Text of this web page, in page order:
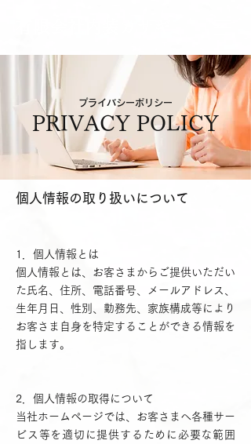
プライバシーポリシー
PRIVACY POLICY
個人情報の取り扱いについて
1．個人情報とは
個人情報とは、お客さまからご提供いただい
た氏名、住所、電話番号、メールアドレス、
生年月日、性別、勤務先、家族構成等により
お客さま自身を特定することができる情報を
指します。
2．個人情報の取得について
当社ホームページでは、お客さまへ各種サー
ビス等を適切に提供するために必要な範囲